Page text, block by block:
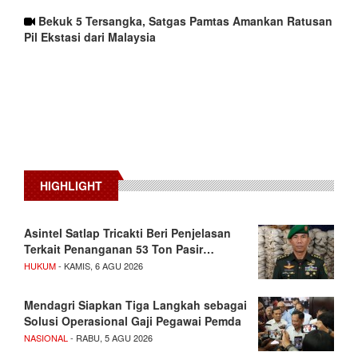
Bekuk 5 Tersangka, Satgas Pamtas Amankan Ratusan
Pil Ekstasi dari Malaysia
HIGHLIGHT
Asintel Satlap Tricakti Beri Penjelasan
Terkait Penanganan 53 Ton Pasir…
HUKUM- KAMIS, 6 AGU 2026
Mendagri Siapkan Tiga Langkah sebagai
Solusi Operasional Gaji Pegawai Pemda
NASIONAL - RABU, 5 AGU 2026